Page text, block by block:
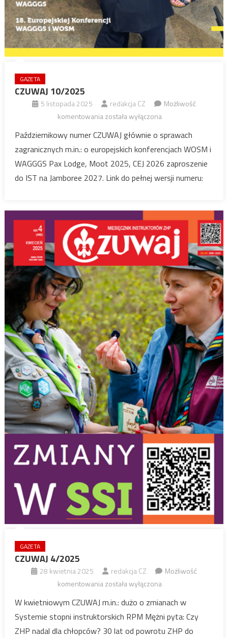
GAZETA
CZUWAJ 10/2025
5 listopada 2025 redakcja CZ
Możliwość
komentowaniaCZUWAJ
została wyłączona
Październikowy numer CZUWAJ głównie o sprawach
zagranicznych m.in.: o europejskich konferencjach WOSM i
WAGGGS Pax Lodge, Moot 2025, CEJ 2026 zaproszenie
do IST na Jamboree 2027. Link do pełnej wersji numeru:
GAZETA
CZUWAJ 4/2025
28 kwietnia 2025 redakcja CZ
Możliwość
komentowaniaCZUWAJ
została wyłączona
W kwietniowym CZUWAJ m.in.: dużo o zmianach w
Systemie stopni instruktorskich RPM Mężni pyta: Czy
ZHP nadal dla chłopców? 30 lat od powrotu ZHP do